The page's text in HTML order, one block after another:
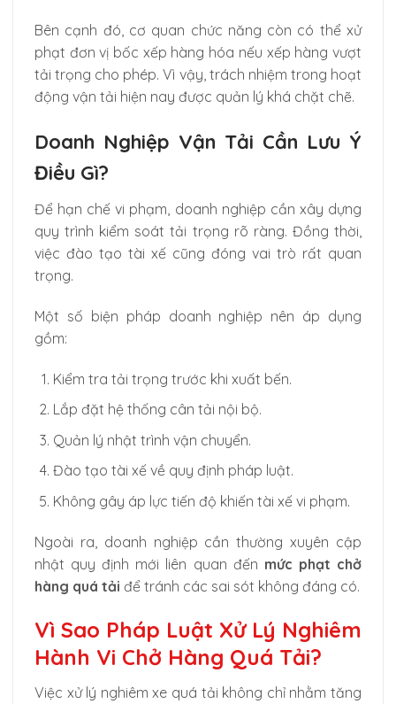
Bên cạnh đó, cơ quan chức năng còn có thể xử
phạt đơn vị bốc xếp hàng hóa nếu xếp hàng vượt
tải trọng cho phép. Vì vậy, trách nhiệm trong hoạt
động vận tải hiện nay được quản lý khá chặt chẽ.
Doanh Nghiệp Vận Tải Cần Lưu Ý
Điều Gì?
Để hạn chế vi phạm, doanh nghiệp cần xây dựng
quy trình kiểm soát tải trọng rõ ràng. Đồng thời,
việc đào tạo tài xế cũng đóng vai trò rất quan
trọng.
Một số biện pháp doanh nghiệp nên áp dụng
gồm:
Kiểm tra tải trọng trước khi xuất bến.
Lắp đặt hệ thống cân tải nội bộ.
Quản lý nhật trình vận chuyển.
Đào tạo tài xế về quy định pháp luật.
Không gây áp lực tiến độ khiến tài xế vi phạm.
Ngoài ra, doanh nghiệp cần thường xuyên cập
nhật quy định mới liên quan đến mức phạt chở
hàng quá tải để tránh các sai sót không đáng có.
Vì Sao Pháp Luật Xử Lý Nghiêm
Hành Vi Chở Hàng Quá Tải?
Việc xử lý nghiêm xe quá tải không chỉ nhằm tăng